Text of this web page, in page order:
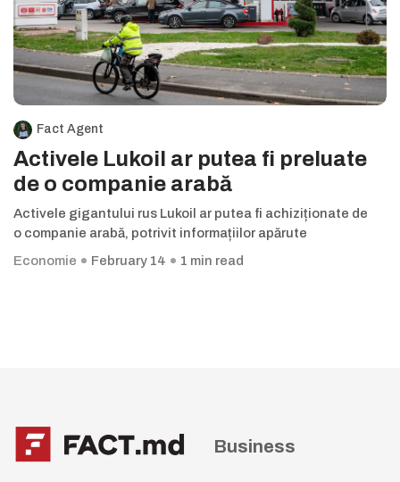
Fact Agent
Activele Lukoil ar putea fi preluate
de o companie arabă
Activele gigantului rus Lukoil ar putea fi achiziționate de
o companie arabă, potrivit informațiilor apărute
Economie
February 14 1 min read
Business